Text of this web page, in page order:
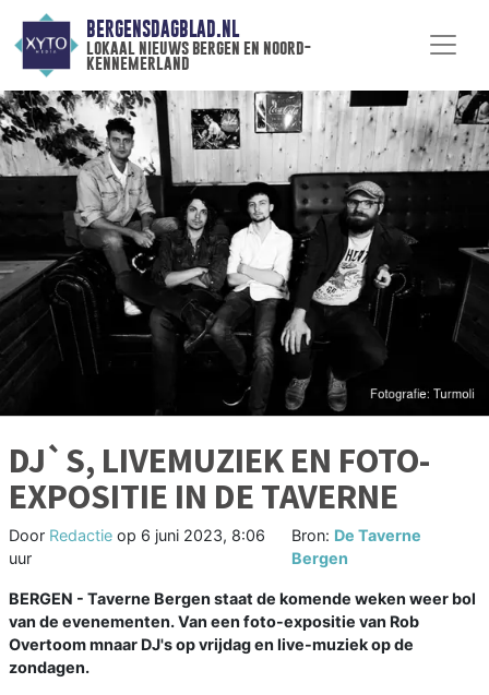
BERGENSDAGBLAD.NL
lokaal nieuws bergen en noord-
kennemerland
DJ`S, LIVEMUZIEK EN FOTO-
EXPOSITIE IN DE TAVERNE
Door Redactie op 6 juni 2023, 8:06
uur
Bron: De Taverne
Bergen
BERGEN - Taverne Bergen staat de komende weken weer bol
van de evenementen. Van een foto-expositie van Rob
Overtoom mnaar DJ's op vrijdag en live-muziek op de
zondagen.